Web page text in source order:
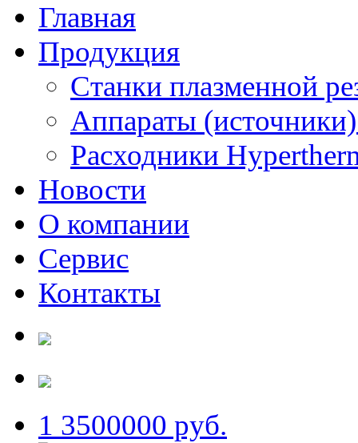
Главная
Продукция
Станки плазменной
Аппараты
Расходники
Новости
О компании
Сервис
Контакты
1 3500000 руб.